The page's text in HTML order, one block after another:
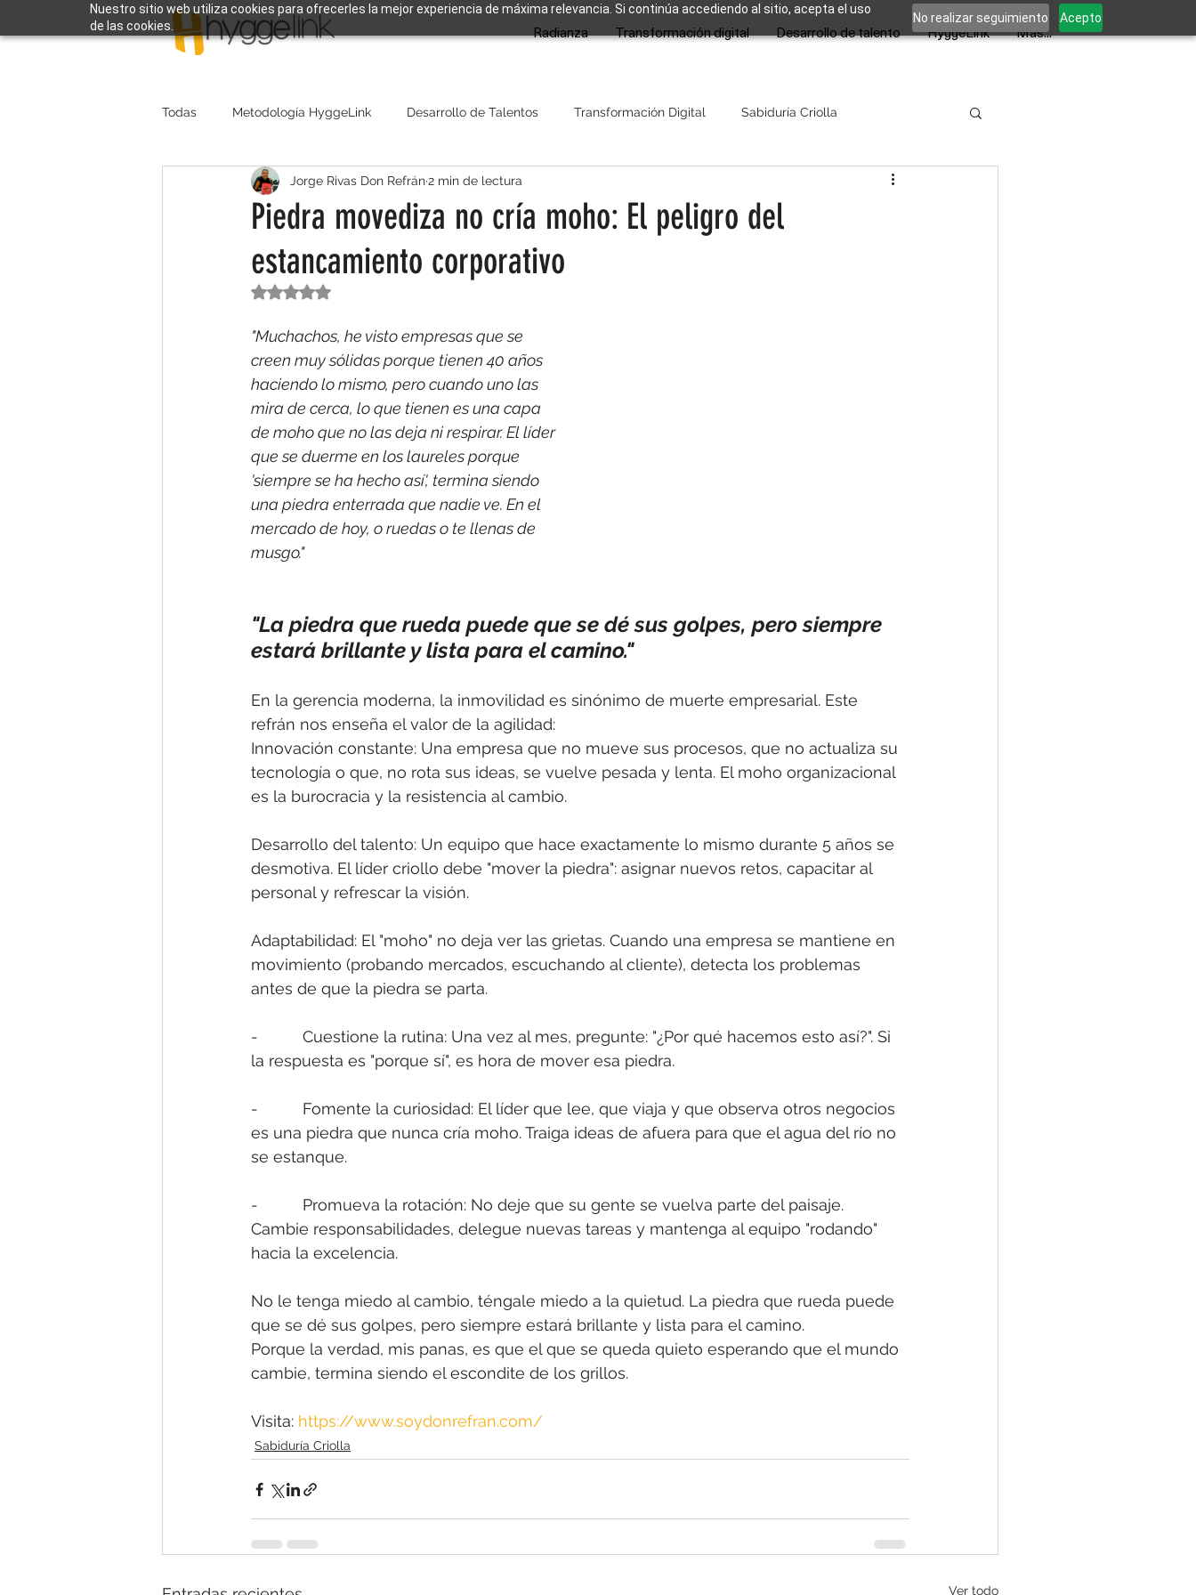
Nuestro sitio web utiliza cookies para ofrecerles la mejor experiencia de máxima relevancia. Si continúa accediendo al sitio, acepta el uso
de las cookies.
No realizar seguimiento Acepto
Radianza Transformación digital Desarrollo de talento HyggeLink Más...
Todas Metodología HyggeLink Desarrollo de Talentos Transformación Digital Sabiduría Criolla
Piedra movediza no cría moho: El peligro del
estancamiento corporativo
Jorge Rivas Don Refrán2 min de lectura
Obtuvo NaN de 5 estrellas.
"Muchachos, he visto empresas que se
creen muy sólidas porque tienen 40 años
haciendo lo mismo, pero cuando uno las
mira de cerca, lo que tienen es una capa
de moho que no las deja ni respirar. El líder
que se duerme en los laureles porque
'siempre se ha hecho así', termina siendo
una piedra enterrada que nadie ve. En el
mercado de hoy, o ruedas o te llenas de
musgo."
"La piedra que rueda puede que se dé sus golpes, pero siempre
estará brillante y lista para el camino."
En la gerencia moderna, la inmovilidad es sinónimo de muerte empresarial. Este
refrán nos enseña el valor de la agilidad:
Innovación constante: Una empresa que no mueve sus procesos, que no actualiza su
tecnología o que, no rota sus ideas, se vuelve pesada y lenta. El moho organizacional
es la burocracia y la resistencia al cambio.
Desarrollo del talento: Un equipo que hace exactamente lo mismo durante 5 años se
desmotiva. El líder criollo debe "mover la piedra": asignar nuevos retos, capacitar al
personal y refrescar la visión.
Adaptabilidad: El "moho" no deja ver las grietas. Cuando una empresa se mantiene en
movimiento (probando mercados, escuchando al cliente), detecta los problemas
antes de que la piedra se parta.
-          Cuestione la rutina: Una vez al mes, pregunte: "¿Por qué hacemos esto así?". Si
la respuesta es "porque sí", es hora de mover esa piedra.
-          Fomente la curiosidad: El líder que lee, que viaja y que observa otros negocios
es una piedra que nunca cría moho. Traiga ideas de afuera para que el agua del río no
se estanque.
-          Promueva la rotación: No deje que su gente se vuelva parte del paisaje.
Cambie responsabilidades, delegue nuevas tareas y mantenga al equipo "rodando"
hacia la excelencia.
No le tenga miedo al cambio, téngale miedo a la quietud. La piedra que rueda puede
que se dé sus golpes, pero siempre estará brillante y lista para el camino.
Porque la verdad, mis panas, es que el que se queda quieto esperando que el mundo
cambie, termina siendo el escondite de los grillos.
Visita: https://www.soydonrefran.com/
Sabiduría Criolla
Ver todo